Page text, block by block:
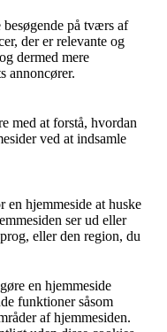
på tværs af
der er relevante og
dermed mere
annoncører.
med at forstå, hvordan
ved at indsamle
hjemmeside at huske
ser ud eller
eller den region, du
en hjemmeside
funktioner såsom
af hjemmesiden.